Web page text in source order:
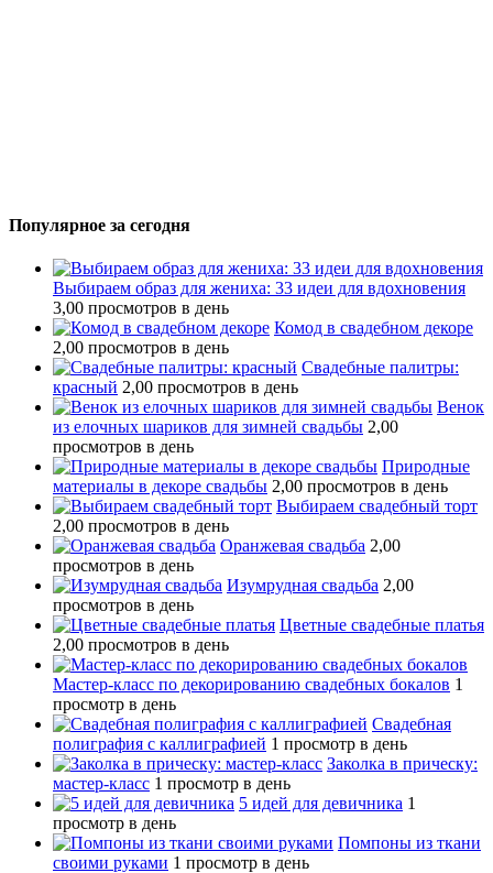
Популярное за сегодня
Выбираем образ для жениха: 33 идеи для вдохновения
3,00 просмотров в день
Комод в свадебном декоре
2,00 просмотров в день
Свадебные палитры:
красный 2,00 просмотров в день
Венок
из елочных шариков для зимней свадьбы 2,00
просмотров в день
Природные
материалы в декоре свадьбы 2,00 просмотров в день
Выбираем свадебный торт
2,00 просмотров в день
Оранжевая свадьба 2,00
просмотров в день
Изумрудная свадьба 2,00
просмотров в день
Цветные свадебные платья
2,00 просмотров в день
Мастер-класс по декорированию свадебных бокалов 1
просмотр в день
Свадебная
полиграфия с каллиграфией 1 просмотр в день
Заколка в прическу:
мастер-класс 1 просмотр в день
5 идей для девичника 1
просмотр в день
Помпоны из ткани
своими руками 1 просмотр в день